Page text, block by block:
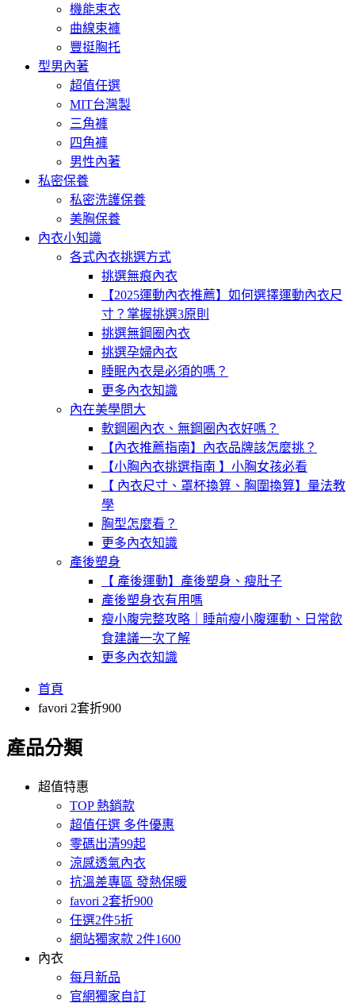
機能束衣
曲線束褲
豐挺胸托
型男內著
超值任選
MIT台灣製
三角褲
四角褲
男性內著
私密保養
私密洗護保養
美胸保養
內衣小知識
各式內衣挑選方式
挑選無痕內衣
【2025運動內衣推薦】如何選擇運動內衣尺
寸？掌握挑選3原則
挑選無鋼圈內衣
挑選孕婦內衣
睡眠內衣是必須的嗎？
更多內衣知識
內在美學問大
軟鋼圈內衣、無鋼圈內衣好嗎？
【內衣推薦指南】內衣品牌該怎麼挑？
【小胸內衣挑選指南 】小胸女孩必看
【 內衣尺寸、罩杯換算、胸圍換算】量法教
學
胸型怎麼看？
更多內衣知識
產後塑身
【 產後運動】產後塑身、瘦肚子
產後塑身衣有用嗎
瘦小腹完整攻略｜睡前瘦小腹運動、日常飲
食建議一次了解
更多內衣知識
首頁
favori 2套折900
產品分類
超值特惠
TOP 熱銷款
超值任選 多件優惠
零碼出清99起
涼感透氣內衣
抗溫差專區 發熱保暖
favori 2套折900
任選2件5折
網站獨家款 2件1600
內衣
每月新品
官網獨家自訂